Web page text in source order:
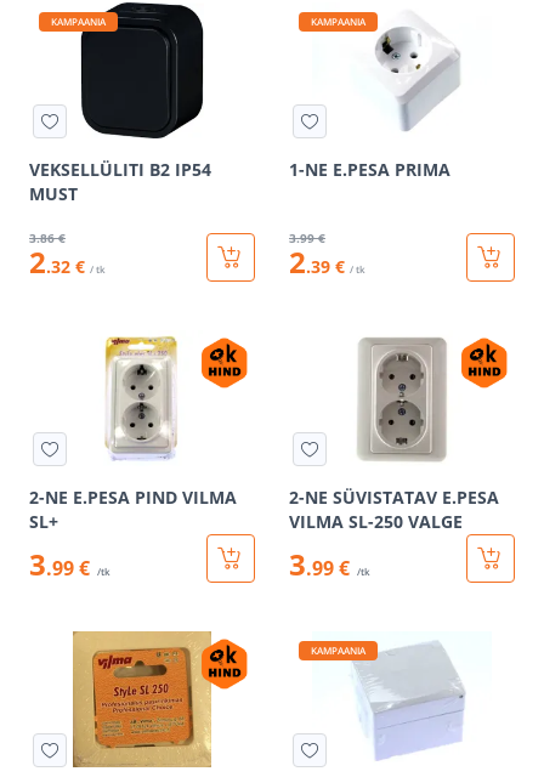
KAMPAANIA
VEKSELLÜLITI B2 IP54
MUST
3.86 €
2.32 € / tk
KAMPAANIA
1-NE E.PESA PRIMA
3.99 €
2.39 € / tk
2-NE E.PESA PIND VILMA
SL+
3.99 € /tk
2-NE SÜVISTATAV E.PESA
VILMA SL-250 VALGE
3.99 € /tk
KAMPAANIA